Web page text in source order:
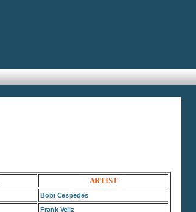
ARTIST
Bobi Cespedes
Frank Veliz